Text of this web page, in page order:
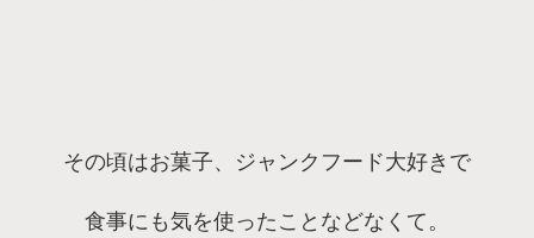
その頃はお菓子、ジャンクフード大好きで
食事にも気を使ったことなどなくて。